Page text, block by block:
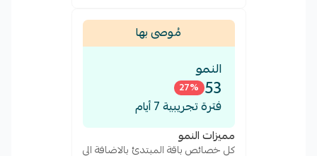
مُوصى بها
النمو
53
27%
فترة تجريبية 7 أيام
مميزات النمو
كل خصائص باقة المبتدئ بالاضافة الي